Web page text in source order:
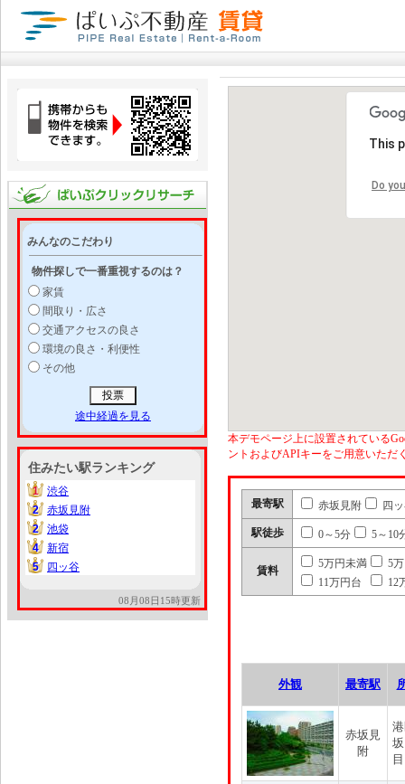
みんなのこだわり
物件探しで一番重視するのは？
家賃
間取り・広さ
交通アクセスの良さ
環境の良さ・利便性
その他
途中経過を見る
住みたい駅ランキング
1
1
渋谷
2
2
赤坂見附
2
2
池袋
4
4
新宿
5
5 四ッ谷
08月08日15時更新
This
Do
本デモページ上に設置されている
ントおよびAPIキーをご用意いただ
最寄駅 赤坂見附 四
駅徒歩 0～5分 5～10
賃料
5万円未満
5
11万円台
12
外観 最寄駅
赤坂見
附
目